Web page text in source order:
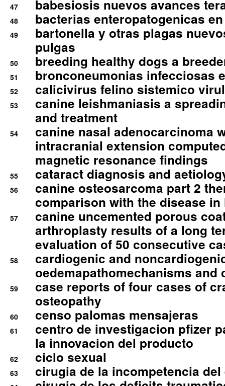
47 babesiosis nuevos avances
48 bacterias enteropatogenicas
49
bartonella y otras plagas
pulgas
50 breeding healthy dogs a
51 bronconeumonias infecciosas
52 calicivirus felino sistemico
53
canine leishmaniasis a
and treatment
54
canine nasal adenocarcinoma
intracranial extension
magnetic resonance findings
55 cataract diagnosis and
56
canine osteosarcoma part 2
comparison with the disease in
57
canine uncemented porous
arthroplasty results of a long
evaluation of 50 consecutive
58
cardiogenic and
oedemapathomechanisms and
59
case reports of four cases of
osteopathy
60 censo palomas mensajeras
61
centro de investigacion pfizer
la innovacion del producto
62 ciclo sexual
63 cirugia de la incompetencia